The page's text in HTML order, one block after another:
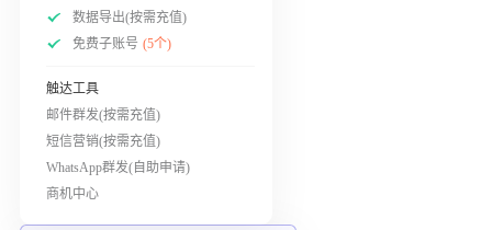
数据导出(按需充值)
免费子账号 (5个)
触达工具
邮件群发(按需充值)
短信营销(按需充值)
WhatsApp群发(自助申请)
商机中心